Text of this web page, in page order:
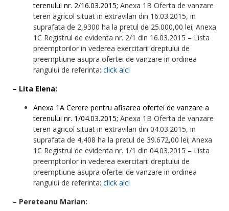
terenului nr. 2/16.03.2015; Anexa 1B Oferta de vanzare
teren agricol situat in extravilan din 16.03.2015, in
suprafata de 2,9300 ha la pretul de 25.000,00 lei; Anexa
1C Registrul de evidenta nr. 2/1 din 16.03.2015 – Lista
preemptorilor in vederea exercitarii dreptului de
preemptiune asupra ofertei de vanzare in ordinea
rangului de referinta: click aici
– Lita Elena:
Anexa 1A Cerere pentru afisarea ofertei de vanzare a
terenului nr. 1/04.03.2015; Anexa 1B Oferta de vanzare
teren agricol situat in extravilan din 04.03.2015, in
suprafata de 4,408 ha la pretul de 39.672,00 lei; Anexa
1C Registrul de evidenta nr. 1/1 din 04.03.2015 – Lista
preemptorilor in vederea exercitarii dreptului de
preemptiune asupra ofertei de vanzare in ordinea
rangului de referinta: click aici
– Pereteanu Marian: